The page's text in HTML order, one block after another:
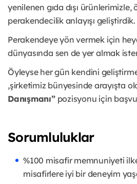
yenilenen gıda dışı ürünlerimizle,
perakendecilik anlayışı geliştirdik.
Perakendeye yön vermek için
dünyasında sen de yer almak
Öyleyse her gün kendini
,şirketimiz bünyesinde arayışta
Danışmanı”pozisyonu için
Sorumluluklar
%100 misafir memnuniyeti
misafirlere iyi bir deneyim